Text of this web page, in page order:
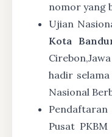
nomor yang
Ujian
Kota
hadir
Nasional
Pusat